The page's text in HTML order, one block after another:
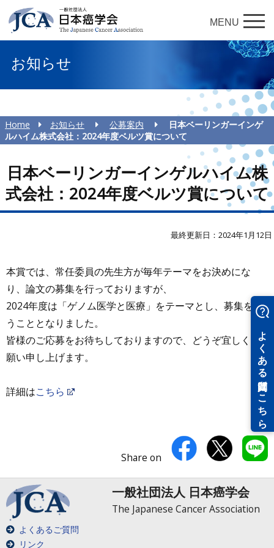
MENU
お知らせ
Home お知らせ 公募案内
日本ベーリンガーインゲ
ルハイム株式会社：2024年度ベルツ賞について
日本ベーリンガーインゲルハイム株
式会社：2024年度ベルツ賞について
最終更新日：2024年1月12日
本賞では、常任委員の先生方が毎年テーマをお決めにな
り、論文の募集を行っておりますが、
2024年度は「ゲノム医学と医療」をテーマとし、募集を行
うこととなりました。
皆様のご応募をお待ちしておりますので、どうぞ宜しくお
願い申し上げます。
詳細はこちら
Share on
一般社団法人 日本癌学会
The Japanese Cancer Association
よくあるご質問
リンク